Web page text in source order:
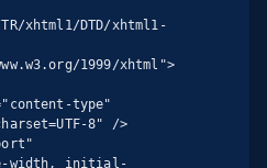
1999/xhtml">
8" />
width, initial-